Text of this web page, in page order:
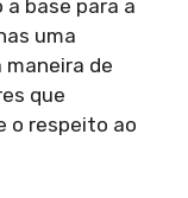
base para a
uma
maneira de
que
o respeito ao